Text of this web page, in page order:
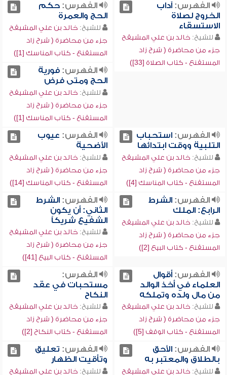
الفهرس:آداب
الخروج لصلاة
الاستسقاء
للشيخ: خالد بن علي المشيقح
جزء من محاضرة ( شرح زاد
المستقنع - كتاب الصلاة [33])
الفهرس:حكم
الحج والعمرة
للشيخ: خالد بن علي المشيقح
جزء من محاضرة ( شرح زاد
المستقنع - كتاب المناسك [1])
الفهرس:فورية
الحج ومتى فرض
للشيخ: خالد بن علي المشيقح
جزء من محاضرة ( شرح زاد
المستقنع - كتاب المناسك [1])
الفهرس:استحباب
التلبية ووقت ابتدائها
للشيخ: خالد بن علي المشيقح
جزء من محاضرة ( شرح زاد
المستقنع - كتاب المناسك [4])
الفهرس: عيوب
الأضحية
للشيخ: خالد بن علي المشيقح
جزء من محاضرة ( شرح زاد
المستقنع - كتاب المناسك [14])
الفهرس:الشرط
الرابع: الملك
للشيخ: خالد بن علي المشيقح
جزء من محاضرة ( شرح زاد
المستقنع - كتاب البيع [2])
الفهرس:الشرط
الثاني: أن يكون
الشفيع شريكاً
للشيخ: خالد بن علي المشيقح
جزء من محاضرة ( شرح زاد
المستقنع - كتاب البيع [41])
الفهرس:أقوال
العلماء في أخذ الوالد
من مال ولده وتملكه
للشيخ: خالد بن علي المشيقح
جزء من محاضرة ( شرح زاد
المستقنع - كتاب الوقف [5])
الفهرس:
مستحبات في عقد
النكاح
للشيخ: خالد بن علي المشيقح
جزء من محاضرة ( شرح زاد
المستقنع - كتاب النكاح [2])
الفهرس:الأحق
بالطلاق والمعتبر به
للشيخ: خالد بن علي المشيقح
الفهرس: تعليق
وتأقيت الظهار
للشيخ: خالد بن علي المشيقح